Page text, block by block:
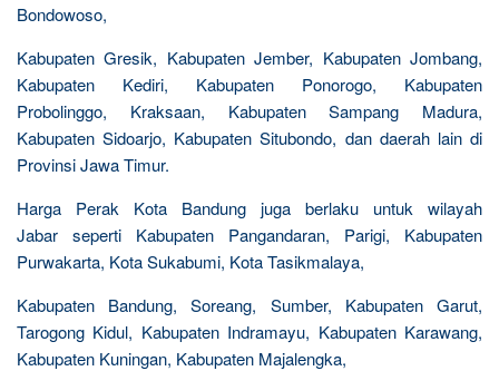
Bondowoso,
Kabupaten Gresik, Kabupaten Jember, Kabupaten Jombang,
Kabupaten Kediri, Kabupaten Ponorogo, Kabupaten
Probolinggo, Kraksaan, Kabupaten Sampang Madura,
Kabupaten Sidoarjo, Kabupaten Situbondo, dan daerah lain di
Provinsi Jawa Timur.
Harga Perak Kota Bandung juga berlaku untuk wilayah
Jabar seperti Kabupaten Pangandaran, Parigi, Kabupaten
Purwakarta, Kota Sukabumi, Kota Tasikmalaya,
Kabupaten Bandung, Soreang, Sumber, Kabupaten Garut,
Tarogong Kidul, Kabupaten Indramayu, Kabupaten Karawang,
Kabupaten Kuningan, Kabupaten Majalengka,